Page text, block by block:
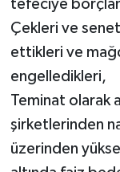
tefeciye
Çekleri ve
ettikleri ve
engelledikleri,
Teminat olarak
şirketlerinden
üzerinden